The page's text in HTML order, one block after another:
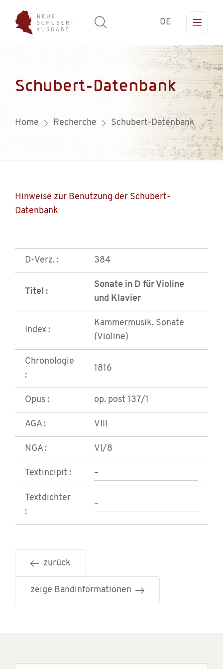
DE
Schubert-Datenbank
Home Recherche Schubert-Datenbank
Hinweise zur Benutzung der Schubert-
Datenbank
D-Verz. : 384
Titel :
Sonate in D für Violine
und Klavier
Index :
Kammermusik, Sonate
(Violine)
Chronologie
:
1816
Opus : op. post 137/1
AGA : VIII
NGA : VI/8
Textincipit : –
Textdichter
:
–
zurück
zeige Bandinformationen